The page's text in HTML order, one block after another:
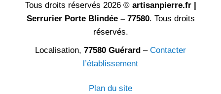
Tous droits réservés 2026 © artisanpierre.fr |
Serrurier Porte Blindée – 77580. Tous droits
réservés.
Localisation, 77580 Guérard – Contacter
l’établissement
Plan du site